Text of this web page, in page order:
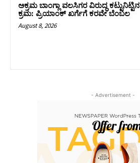
ಅಕ್ರಮ ಬಾಂಗ್ಲಾ ವಲಸಿಗರ ವಿರುದ್ಧ ಕಟ್ಟುನಿಟ್ಟಿನ
ಕ್ರಮ: ಪ್ರಿಯಾಂಕ್ ಖರ್ಗೆಗೆ ಕರವೇ ಬೆಂಬಲ
August 8, 2026
- Advertisement -